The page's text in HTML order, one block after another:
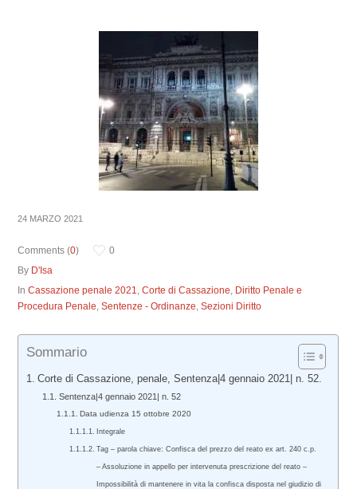
24 MARZO 2021
Comments (0)
0
By D'Isa
InCassazione penale 2021,Corte di Cassazione, Diritto Penale e
Procedura Penale,Sentenze - Ordinanze,Sezioni Diritto
Sommario
Corte di Cassazione, penale, Sentenza|4 gennaio 2021| n. 52.
Sentenza|4 gennaio 2021| n. 52
Data udienza 15 ottobre 2020
Integrale
Tag – parola chiave: Confisca del prezzo del reato ex art. 240 c.p.
– Assoluzione in appello per intervenuta prescrizione del reato –
Impossibilità di mantenere in vita la confisca disposta nel giudizio di